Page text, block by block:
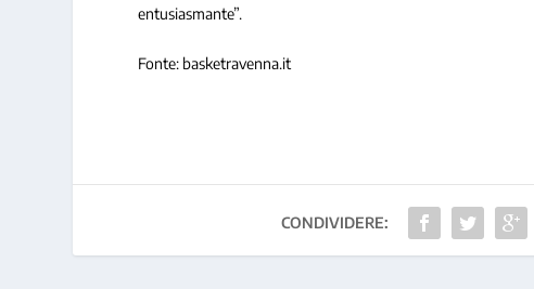
entusiasmante”.
Fonte: basketravenna.it
CONDIVIDERE: